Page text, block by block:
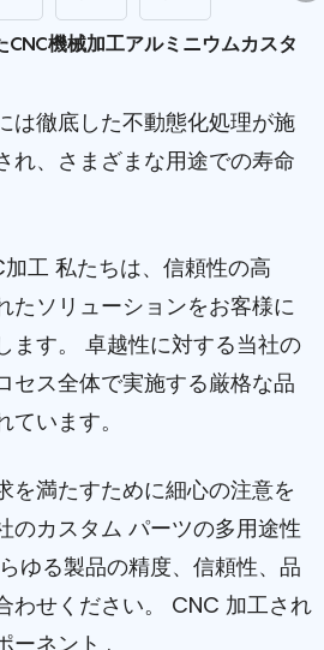
機械加工アルミニウムカスタ
は徹底した不動態化処理が施
れ、さまざまな用途での寿命
工 私たちは、信頼性の高
たソリューションをお客様に
ます。 卓越性に対する当社の
セス全体で実施する厳格な品
います。
を満たすために細心の注意を
のカスタム パーツの多用途性
ゆる製品の精度、信頼性、品
わせください。 CNC 加工され
ーネント .